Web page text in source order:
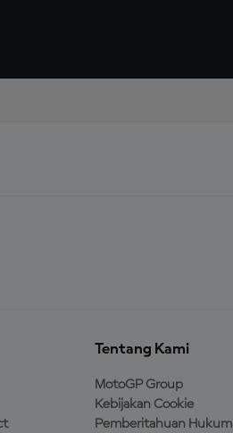
Tentang Kami
MotoGP Group
Kebijakan Cookie
Pemberitahuan Hukum